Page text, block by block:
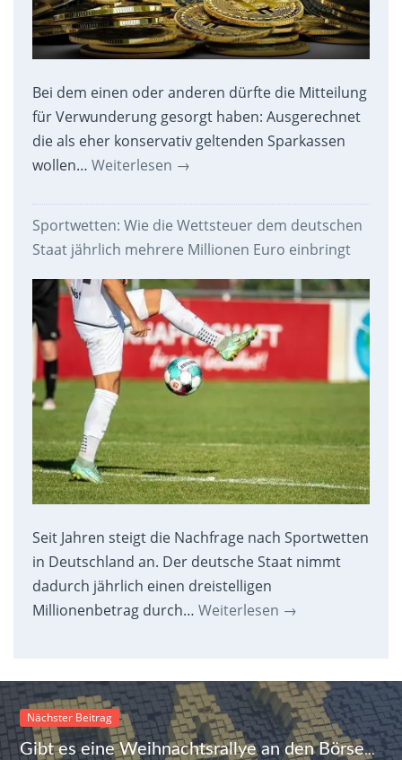
Bei dem einen oder anderen dürfte die Mitteilung
für Verwunderung gesorgt haben: Ausgerechnet
die als eher konservativ geltenden Sparkassen
wollen… Weiterlesen →
Sportwetten: Wie die Wettsteuer dem deutschen
Staat jährlich mehrere Millionen Euro einbringt
Seit Jahren steigt die Nachfrage nach Sportwetten
in Deutschland an. Der deutsche Staat nimmt
dadurch jährlich einen dreistelligen
Millionenbetrag durch… Weiterlesen →
Nächster Beitrag
Gibt es eine Weihnachtsrallye an den Börsen?